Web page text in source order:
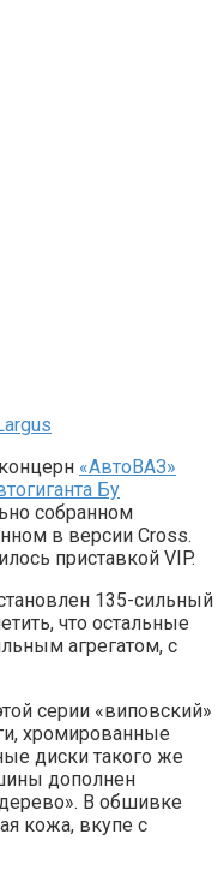
«АвтоВАЗ»
Бу
собранном
в версии Cross.
приставкой VIP.
135-сильный
что остальные
агрегатом, с
серии «виповский»
хромированные
диски такого же
дополнен
В обшивке
кожа, вкупе с